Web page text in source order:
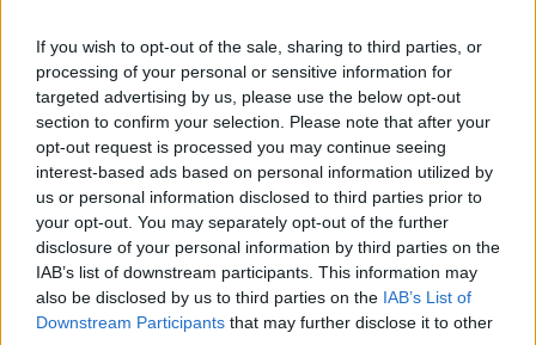
If you wish to opt-out of the sale, sharing to third parties, or
processing of your personal or sensitive information for
targeted advertising by us, please use the below opt-out
section to confirm your selection. Please note that after your
opt-out request is processed you may continue seeing
interest-based ads based on personal information utilized by
us or personal information disclosed to third parties prior to
your opt-out. You may separately opt-out of the further
disclosure of your personal information by third parties on the
IAB’s list of downstream participants. This information may
also be disclosed by us to third parties on the IAB’s List of
Downstream Participants that may further disclose it to other
5 - Ingyenes Skype-percek
Az Office 365 előfizetés részeként havonta 60 percnyi
ingyenes hanghívást indíthatunk kifelé a Skype-hálózatán
keresztül. Mobil és vezetékes számokat hívhatunk az
Egyesül Államokban, Kanadában, Japánban Kínában és